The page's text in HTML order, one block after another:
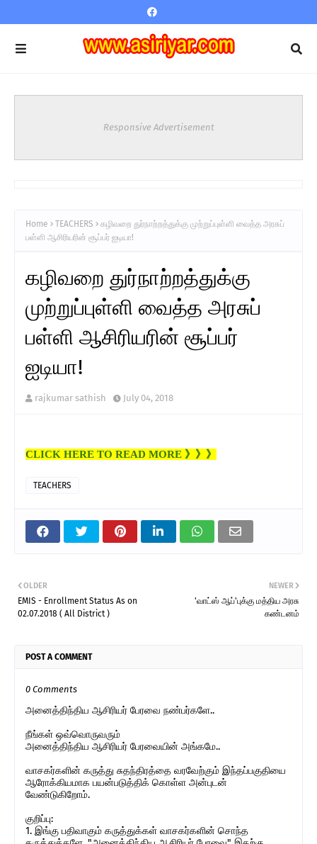
Responsive Advertisement
Home TEACHERS
கழிவறை துர்நாற்றத்துக்கு முற்றுப்புள்ளி வைத்த அரசுப்
பள்ளி ஆசிரியரின் சூப்பர் ஐடியா!
கழிவறை துர்நாற்றத்துக்கு
முற்றுப்புள்ளி வைத்த அரசுப்
பள்ளி ஆசிரியரின் சூப்பர்
ஐடியா!
rajkumar sathish July 04, 2018
CLICK HERE TO READ MORE 》》》
TEACHERS
NEWER
'வாட்ஸ் ஆப்'புக்கு மத்திய அரசு
கண்டனம்
OLDER
EMIS - Enrollment Status As on
02.07.2018 ( All District )
POST A COMMENT
0 Comments
அனைத்திந்திய ஆசிரியர் பேரவை நண்பர்களே..
நீங்கள் ஒவ்வொருவரும்
அனைத்திந்திய ஆசிரியர் பேரவையின் அங்கமே..
வாசகர்களின் கருத்து சுதந்திரத்தை வரவேற்கும் இந்தப்பகுதியை
ஆரோக்கியமாக பயன்படுத்திக் கொள்ள அன்புடன்
வேண்டுகிறோம்.
குறிப்பு:
1. இங்கு பதிவாகும் கருத்துக்கள் வாசகர்களின் சொந்த